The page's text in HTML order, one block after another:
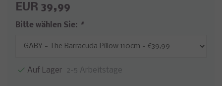
EUR 39,99
Bitte wählen Sie: *
Auf Lager 2-5 Arbeitstage